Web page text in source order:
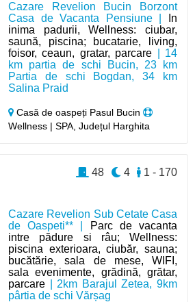
Cazare Revelion Bucin Borzont
Casa de Vacanta Pensiune |
In
inima padurii, Wellness: ciubar,
saună, piscina; bucatarie, living,
foisor, ceaun, gratar, parcare | 14
km partia de schi Bucin, 23 km
Partia de schi Bogdan, 34 km
Salina Praid
Casă de oaspeți Pasul Bucin
Wellness | SPA, Județul Harghita
Cazare Revelion Sub Cetate Casa
de Oaspeti** |
Parc de vacanta
intre pădure si râu; Wellness:
piscina exterioara, ciubăr, sauna;
bucătărie, sala de mese, WIFI,
sala evenimente, grădină, grătar,
parcare | 2km Barajul Zetea, 9km
pârtia de schi Vărșag
1 - 170
4
48